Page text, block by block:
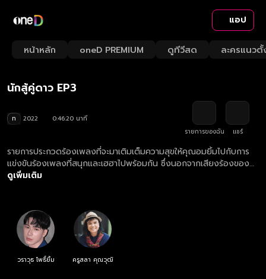
แอป
หน้าหลัก oneD PREMIUM ดูทีวีสด ละครแนวตั้
Loaded:
1.51%
Rate
นักสู้คู่ดาว EP3
ท 2022
0:46:20 นาที
รายการของฉัน
แชร์
รายการประกวดร้องเพลงที่จะมาเติมเต็มความสุขให้คุณอมยิ้มไปกับการ
แข่งขันร้องเพลงที่สนุกและเฮฮาไปพร้อมกัน ซึ่งนอกจากเสียงร้องของ
ตัวเองที่จะทำให้ชนะแล้ว อีกหนึ่งตัวช่วยสำคัญก็คือ “นักร้องลูกทุ่งหน้า
รับเงินรางวัลปุ๊บ!
ดูเพิ่มเติม
วราวุธ โพธิ์ยิ้ม ครูสลา คุณวุฒิ